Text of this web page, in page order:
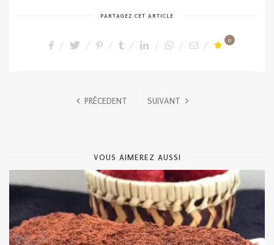
PARTAGEZ CET ARTICLE
0
PRÉCEDENT SUIVANT
VOUS AIMEREZ AUSSI